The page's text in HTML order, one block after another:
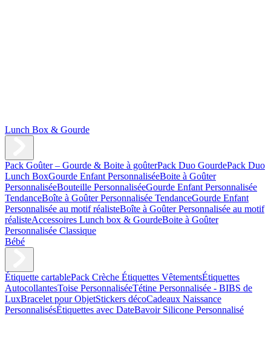
Lunch Box & Gourde
Pack Goûter – Gourde & Boite à goûterPack Duo GourdePack Duo
Lunch BoxGourde Enfant PersonnaliséeBoite à Goûter
PersonnaliséeBouteille PersonnaliséeGourde Enfant Personnalisée
TendanceBoîte à Goûter Personnalisée TendanceGourde Enfant
Personnalisée au motif réalisteBoîte à Goûter Personnalisée au motif
réalisteAccessoires Lunch box & GourdeBoite à Goûter
Personnalisée Classique
Bébé
Étiquette cartablePack Crèche Étiquettes VêtementsÉtiquettes
AutocollantesToise PersonnaliséeTétine Personnalisée - BIBS de
LuxBracelet pour ObjetStickers décoCadeaux Naissance
PersonnalisésÉtiquettes avec DateBavoir Silicone Personnalisé